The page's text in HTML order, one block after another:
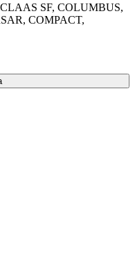
SF, COLUMBUS,
COMPACT,